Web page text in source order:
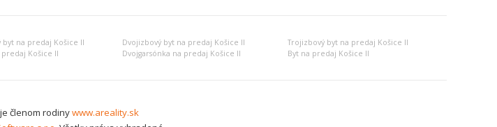
byt na predaj Košice II Dvojizbový byt na predaj Košice II
Trojizbový byt na predaj Košice II
Košice II Dvojgarsónka na predaj Košice II Byt na predaj Košice II
členom rodinywww.areality.sk